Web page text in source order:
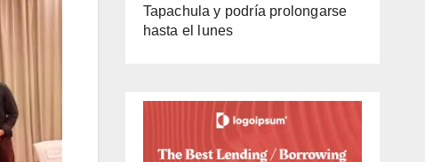
Tapachula y podría prolongarse
hasta el lunes